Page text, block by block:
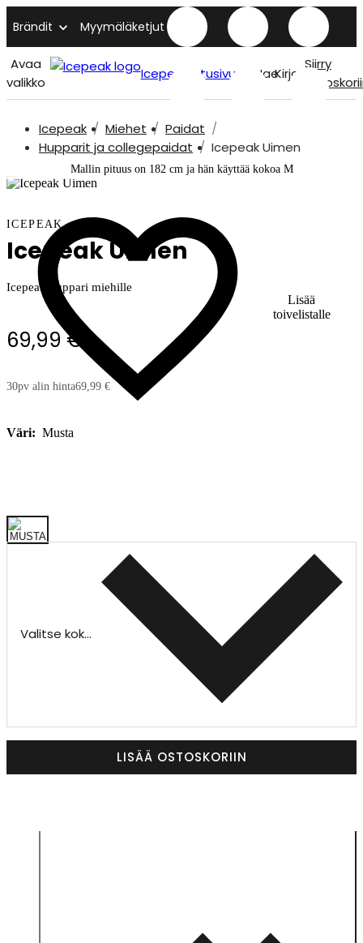
Brändit Myymäläketjut
Avaa
valikko
Icepeak etusivu HaeKirjaudu
Siirry
Icepeak Miehet
Paidat
Hupparit ja collegepaidat
Icepeak Uimen
Lisää
toivelistalle
Mallin pituus on 182 cm ja hän käyttää kokoa M
ICEPEAK
Icepeak Uimen
Icepeak huppari miehille
69,99 €
30pv alin hinta69,99 €
Väri: Musta
Valitse koko
LISÄÄ OSTOSKORIIN